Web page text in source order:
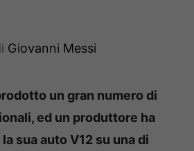
Giovanni Messi
un gran numero di
ed un produttore ha
sua auto V12 su una di